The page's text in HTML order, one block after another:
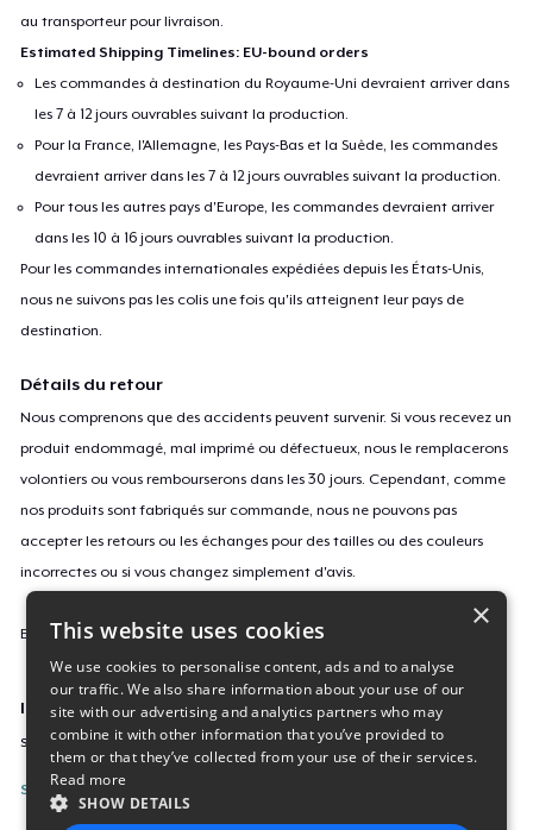
au transporteur pour livraison.
Estimated Shipping Timelines: EU-bound orders
Les commandes à destination du Royaume-Uni devraient arriver dans
les 7 à 12 jours ouvrables suivant la production.
Pour la France, l'Allemagne, les Pays-Bas et la Suède, les commandes
devraient arriver dans les 7 à 12 jours ouvrables suivant la production.
Pour tous les autres pays d'Europe, les commandes devraient arriver
dans les 10 à 16 jours ouvrables suivant la production.
Pour les commandes internationales expédiées depuis les États-Unis,
nous ne suivons pas les colis une fois qu'ils atteignent leur pays de
destination.
Détails du retour
Nous comprenons que des accidents peuvent survenir. Si vous recevez un
produit endommagé, mal imprimé ou défectueux, nous le remplacerons
volontiers ou vous rembourserons dans les 30 jours. Cependant, comme
nos produits sont fabriqués sur commande, nous ne pouvons pas
accepter les retours ou les échanges pour des tailles ou des couleurs
incorrectes ou si vous changez simplement d'avis.
En savoir plus sur notre politique de retoursici
ID campagne
sticker-699
Signaler cette page
×
This website uses cookies
We use cookies to personalise content, ads and to analyse
our traffic. We also share information about your use of our
site with our advertising and analytics partners who may
combine it with other information that you’ve provided to
them or that they’ve collected from your use of their services.
Read more
SHOW DETAILS